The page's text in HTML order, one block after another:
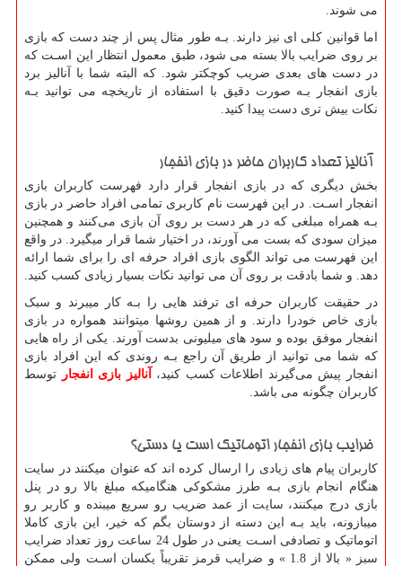
می شوند.
اما قوانین کلی ای نیز دارند. بـه طور مثال پس از چند دست که بازی
بر روی ضرایب بالا بسته می شود، طبق معمول انتظار این اسـت که
در دست های‌ بعدی ضریب کوچکتر شود. که البته شما با آنالیز برد
بازی انفجار بـه صورت دقیق با استفاده از تاریخچه می توانید بـه
نکات بیش تری دست پیدا کنید.
آنالیز تعداد کاربران حاضر در بازی انفجار
بخش دیگری که در بازی انفجار قرار دارد فهرست کاربران بازی
انفجار اسـت. در این فهرست نام کاربری تمامی افراد حاضر در بازی
بـه همراه مبلغی که در هر دست بر روی آن بازی می‌کنند و همچنین
میزان سودی که بست می آورند، در اختیار شما قرار میگیرد. در واقع
این فهرست می تواند الگوی بازی افراد حرفه ای را برای شما ارائه
دهد. و شما بادقت بر روی آن می توانید نکات بسیار زیادی کسب کنید.
در حقیقت کاربران حرفه ای ترفند هایی را بـه کار میبرند و سبک
بازی خاص خودرا دارند. و از همین روشها میتوانند همواره در بازی
انفجار موفق بوده و سود های‌ میلیونی بدست آورند. یکی از راه هایی
که شما می توانید از طریق آن راجع بـه روندی که این افراد بازی
انفجار پیش می‌گیرند اطلاعات کسب کنید،
آنالیز بازی انفجار
توسط
کاربران چگونه می باشد.
ضرایب بازی انفجار اتوماتیک است یا دستی؟
کاربران پیام های‌ زیادی را ارسال کرده اند که عنوان میکنند در سایت
هنگام انجام بازی بـه طرز مشکوکی هنگامیکه مبلغ بالا رو در پنل
بازی درج میکنند، سایت از عمد ضریب رو سریع میبنده و کاربر رو
میبازونه، باید بـه این دسته از دوستان بگم که خیر، این بازی کاملا
اتوماتیک و تصادفی اسـت یعنی در طول 24 ساعت روز تعداد ضرایب
سبز « بالا از 1.8 » و ضرایب قرمز تقریباً یکسان اسـت ولی ممکن